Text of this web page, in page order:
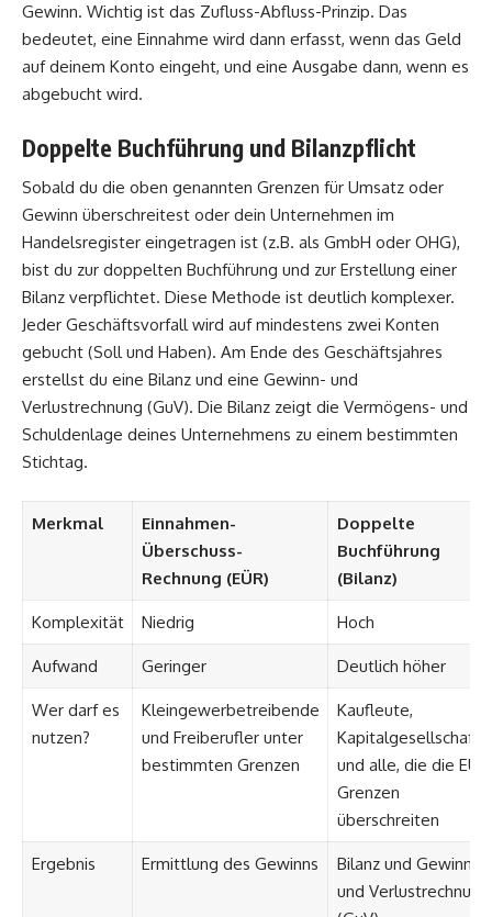
Gewinn. Wichtig ist das Zufluss-Abfluss-Prinzip. Das
bedeutet, eine Einnahme wird dann erfasst, wenn das Geld
auf deinem Konto eingeht, und eine Ausgabe dann, wenn es
abgebucht wird.
Doppelte Buchführung und Bilanzpflicht
Sobald du die oben genannten Grenzen für Umsatz oder
Gewinn überschreitest oder dein Unternehmen im
Handelsregister eingetragen ist (z.B. als GmbH oder OHG),
bist du zur doppelten Buchführung und zur Erstellung einer
Bilanz verpflichtet. Diese Methode ist deutlich komplexer.
Jeder Geschäftsvorfall wird auf mindestens zwei Konten
gebucht (Soll und Haben). Am Ende des Geschäftsjahres
erstellst du eine Bilanz und eine Gewinn- und
Verlustrechnung (GuV). Die Bilanz zeigt die Vermögens- und
Schuldenlage deines Unternehmens zu einem bestimmten
Stichtag.
Merkmal
Einnahmen-
Überschuss-
Rechnung (EÜR)
Doppelte
Buchführung
(Bilanz)
Komplexität Niedrig Hoch
Aufwand Geringer Deutlich höher
Wer darf es
nutzen?
Kleingewerbetreibende
und Freiberufler unter
bestimmten Grenzen
Kaufleute,
und alle, die die
Grenzen
überschreiten
Ergebnis Ermittlung des Gewinns
Bilanz und Gewinn-
und Verlustrechnung